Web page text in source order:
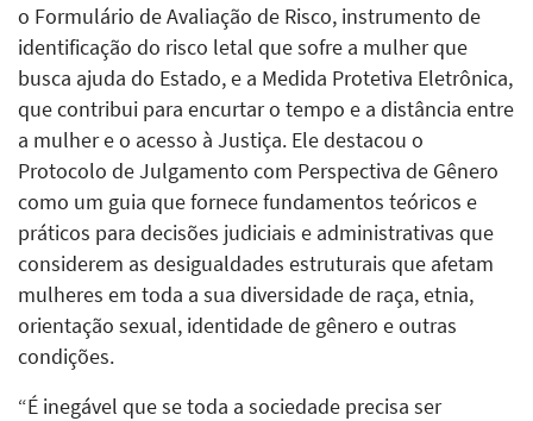
o Formulário de Avaliação de Risco, instrumento de
identificação do risco letal que sofre a mulher que
busca ajuda do Estado, e a Medida Protetiva Eletrônica,
que contribui para encurtar o tempo e a distância entre
a mulher e o acesso à Justiça. Ele destacou o
Protocolo de Julgamento com Perspectiva de Gênero
como um guia que fornece fundamentos teóricos e
práticos para decisões judiciais e administrativas que
considerem as desigualdades estruturais que afetam
mulheres em toda a sua diversidade de raça, etnia,
orientação sexual, identidade de gênero e outras
condições.
“É inegável que se toda a sociedade precisa ser